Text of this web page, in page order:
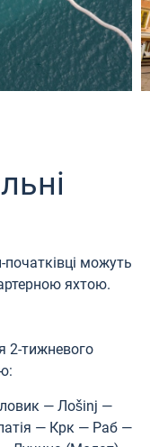
початківці можуть
яхтою.
2-тижневого
— Лоšinj —
— Крк — Раб —